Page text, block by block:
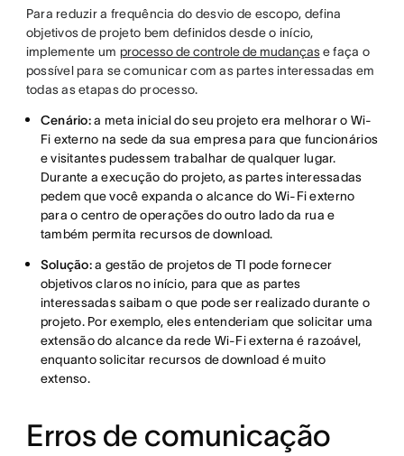
Para reduzir a frequência do desvio de escopo, defina
objetivos de projeto bem definidos desde o início,
implemente um processo de controle de mudançase faça o
possível para se comunicar com as partes interessadas em
todas as etapas do processo.
Cenário:a meta inicial do seu projeto era melhorar o Wi-
Fi externo na sede da sua empresa para que funcionários
e visitantes pudessem trabalhar de qualquer lugar.
Durante a execução do projeto, as partes interessadas
pedem que você expanda o alcance do Wi-Fi externo
para o centro de operações do outro lado da rua e
também permita recursos de download.
Solução:a gestão de projetos de TI pode fornecer
objetivos claros no início, para que as partes
interessadas saibam o que pode ser realizado durante o
projeto. Por exemplo, eles entenderiam que solicitar uma
extensão do alcance da rede Wi-Fi externa é razoável,
enquanto solicitar recursos de download é muito
extenso.
Erros de comunicação